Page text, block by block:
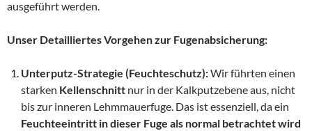
ausgeführt werden.
Unser Detailliertes Vorgehen zur Fugenabsicherung:
Unterputz-Strategie (Feuchteschutz):Wir führten einen
starken Kellenschnitt nur in der Kalkputzebene aus, nicht
bis zur inneren Lehmmauerfuge. Das ist essenziell, da ein
Feuchteeintritt in dieser Fuge als normal betrachtet wird